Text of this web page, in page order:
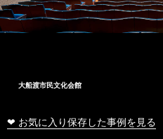
大船渡市民文化会館
❤ お気に入り保存した事例を見る